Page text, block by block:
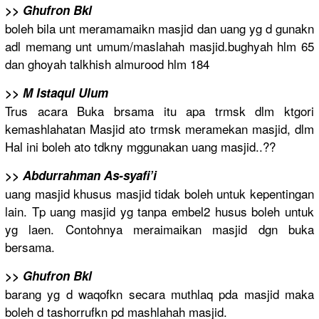
>> Ghufron Bkl
boleh bila unt meramamaikn masjid dan uang yg d gunakn
adl memang unt umum/maslahah masjid.bughyah hlm 65
dan ghoyah talkhish almurood hlm 184
>> M Istaqul Ulum
Trus acara Buka brsama itu apa trmsk dlm ktgori
kemashlahatan Masjid ato trmsk meramekan masjid, dlm
Hal ini boleh ato tdkny mggunakan uang masjid..??
>> Abdurrahman As-syafi’i
uang masjid khusus masjid tidak boleh untuk kepentingan
lain. Tp uang masjid yg tanpa embel2 husus boleh untuk
yg laen. Contohnya meraimaikan masjid dgn buka
bersama.
>> Ghufron Bkl
barang yg d waqofkn secara muthlaq pda masjid maka
boleh d tashorrufkn pd mashlahah masjid.